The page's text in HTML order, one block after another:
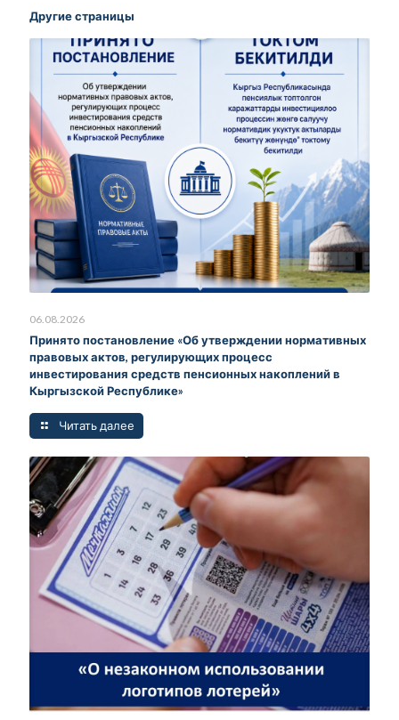
Другие страницы
06.08.2026
Принято постановление «Об утверждении нормативных
правовых актов, регулирующих процесс
инвестирования средств пенсионных накоплений в
Кыргызской Республике»
Читать далее